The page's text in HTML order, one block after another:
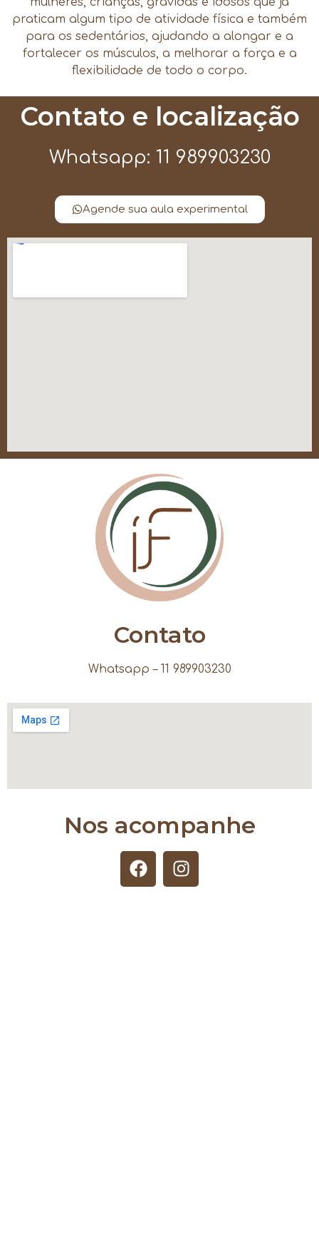
praticam algum tipo de atividade física e também
para os sedentários, ajudando a alongar e a
fortalecer os músculos, a melhorar a força e a
flexibilidade de todo o corpo.
Contato e localização
Whatsapp: 11 989903230
Agende sua aula experimental
Contato
Whatsapp – 11 989903230
Nos acompanhe